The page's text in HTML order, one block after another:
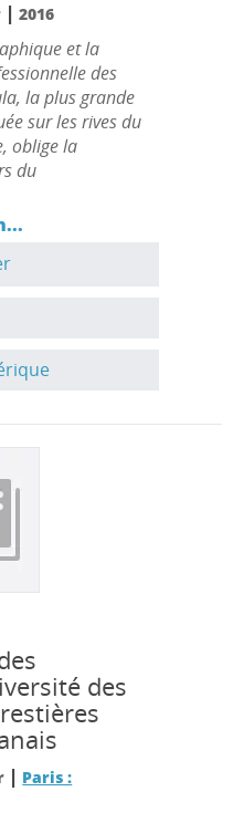
|2016
et la
des
la plus grande
sur les rives du
oblige la
du
des
| Paris :